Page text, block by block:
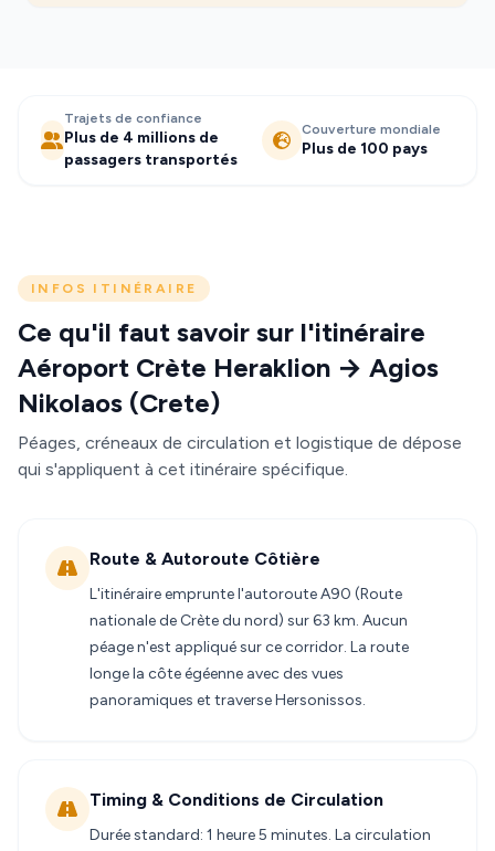
Trajets de confiance
Plus de 4 millions de
passagers transportés
Couverture mondiale
Plus de 100 pays
INFOS ITINÉRAIRE
Ce qu'il faut savoir sur l'itinéraire
Aéroport Crète Heraklion → Agios
Nikolaos (Crete)
Péages, créneaux de circulation et logistique de dépose
qui s'appliquent à cet itinéraire spécifique.
Route & Autoroute Côtière
L'itinéraire emprunte l'autoroute A90 (Route
nationale de Crète du nord) sur 63 km. Aucun
péage n'est appliqué sur ce corridor. La route
longe la côte égéenne avec des vues
panoramiques et traverse Hersonissos.
Timing & Conditions de Circulation
Durée standard: 1 heure 5 minutes. La circulation